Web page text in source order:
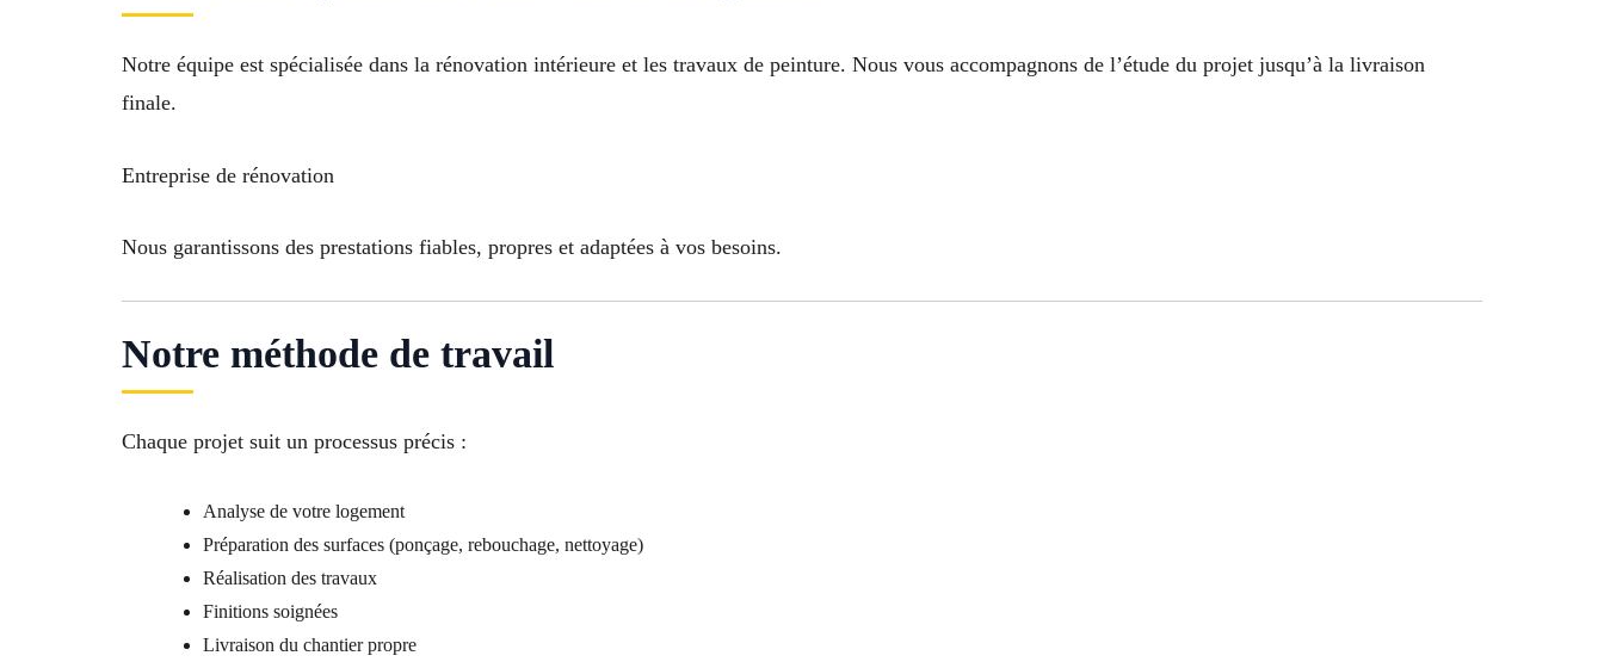
Notre équipe est spécialisée dans la rénovation intérieure et les travaux de peinture. Nous vous accompagnons de l’étude du projet jusqu’à la livraison
finale.
Entreprise de rénovation
Nous garantissons des prestations fiables, propres et adaptées à vos besoins.
Notre méthode de travail
Chaque projet suit un processus précis :
Analyse de votre logement
Préparation des surfaces (ponçage, rebouchage, nettoyage)
Réalisation des travaux
Finitions soignées
Livraison du chantier propre